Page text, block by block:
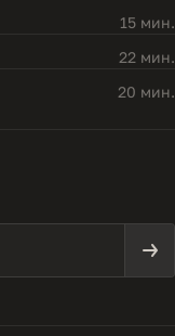
15 мин.
22 мин.
20 мин.